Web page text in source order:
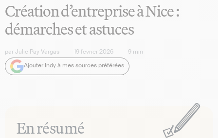
Création d’entreprise à Nice :
démarches et astuces
parJulie Pay Vargas 19 février 2026 9 min
Ajouter Indy à mes sources préférées
En résumé